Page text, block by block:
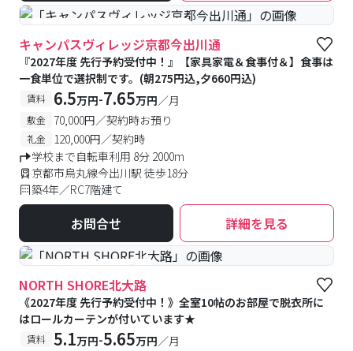
#食事付き #女性専用フロアあり
キャンパスヴィレッジ京都今出川通
『2027年度 先行予約受付中！』【家具家電＆食事付＆】食事は
一食単位で選択制です。(朝275円込,夕660円込)
賃料 6.5万円-7.65万円／月
敷金 70,000円／契約時お預り
礼金
120,000円／契約時
学校まで自転車利用 8分 2000m
京都市烏丸線今出川駅 徒歩18分
築4年／RC7階建て
お問合せ 詳細を見る
#予約受付中 #空室待ち
NORTH SHORE北大路
《2027年度 先行予約受付中！》全室10帖のお部屋で脱衣所に
はロールカーテンが付いています★
賃料 5.1万円-5.65万円／月